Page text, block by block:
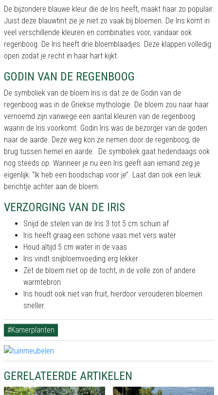
De bijzondere blauwe kleur die de Iris heeft, maakt haar zo populair.
Juist deze blauwtint zie je niet zo vaak bij bloemen. De Iris komt in
veel verschillende kleuren en combinaties voor, vandaar ook
regenboog. De Iris heeft drie bloemblaadjes. Deze klappen volledig
open zodat je recht in haar hart kijkt.
GODIN VAN DE REGENBOOG
De symboliek van de bloem Iris is dat ze de Godin van de
regenboog was in de Griekse mythologie. De bloem zou naar haar
vernoemd zijn vanwege een aantal kleuren van de regenboog
waarin de Iris voorkomt. Godin Iris was de bezorger van de goden
naar de aarde. Deze weg kon ze nemen door de regenboog, de
brug tussen hemel en aarde. De symboliek gaat hedendaags ook
nog steeds op. Wanneer je nu een Iris geeft aan iemand zeg je
eigenlijk: ‘’Ik heb een boodschap voor je’’. Laat dan ook een leuk
berichtje achter aan de bloem.
VERZORGING VAN DE IRIS
Snijd de stelen van de Iris 3 tot 5 cm schuin af
Iris heeft graag een schone vaas met vers water
Houd altijd 5 cm water in de vaas
Iris vindt snijbloemvoeding erg lekker
Zet de bloem niet op de tocht, in de volle zon of andere
warmtebron
Iris houdt ook niet van fruit, hierdoor verouderen bloemen
sneller.
#Kamerplanten
GERELATEERDE ARTIKELEN